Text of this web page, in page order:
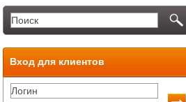
Вход для клиентов